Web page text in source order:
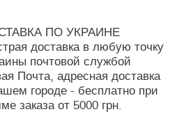
ПО УКРАИНЕ
доставка в любую точку
почтовой службой
Почта, адресная доставка
городе - бесплатно при
заказа от 5000 грн.